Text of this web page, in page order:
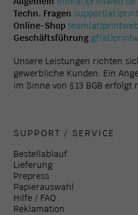
Techn. Fragen
Online-Shop
Geschäftsführung
Unsere Leistungen richten
gewerbliche Kunden. Ein
im Sinne von § 13 BGB erfolgt
SUPPORT / SERVICE
Bestellablauf
Lieferung
Prepress
Papierauswahl
Hilfe / FAQ
Reklamation